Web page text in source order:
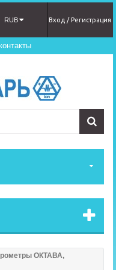
Вход / Регистрация
RUB
ОКТАВА,